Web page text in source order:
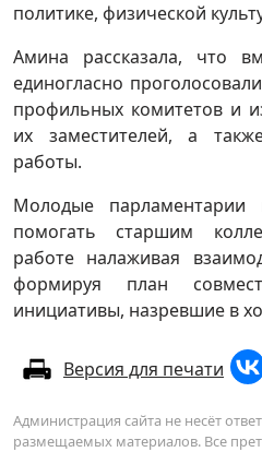
политике, физической
Амина рассказала, что
единогласно
профильных комитетов и
их заместителей, а
работы.
Молодые
помогать старшим
работе налаживая
формируя план
инициативы, назревшие в
Версия для печати
Администрация сайта не несёт
размещаемых материалов. Все